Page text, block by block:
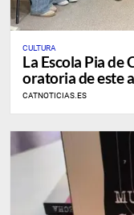
CULTURA
La Escola Pia de
oratoria de este
CATNOTICIAS.ES